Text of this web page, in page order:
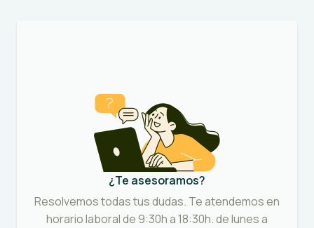
¿Te asesoramos?
Resolvemos todas tus dudas. Te atendemos en
horario laboral de 9:30h a 18:30h. de lunes a